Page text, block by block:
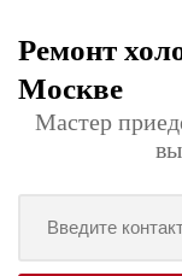
Ремонт
Москве
Мастер